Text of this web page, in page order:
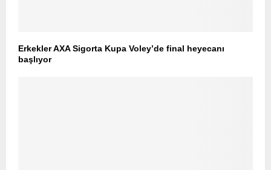
Erkekler AXA Sigorta Kupa Voley’de final heyecanı
başlıyor